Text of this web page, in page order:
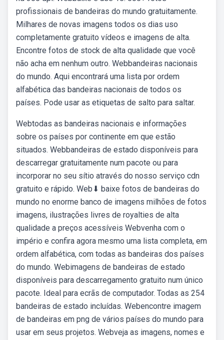
profissionais de bandeiras do mundo gratuitamente.
Milhares de novas imagens todos os dias uso
completamente gratuito vídeos e imagens de alta.
Encontre fotos de stock de alta qualidade que você
não acha em nenhum outro. Webbandeiras nacionais
do mundo. Aqui encontrará uma lista por ordem
alfabética das bandeiras nacionais de todos os
países. Pode usar as etiquetas de salto para saltar.
Webtodas as bandeiras nacionais e informações
sobre os países por continente em que estão
situados. Webbandeiras de estado disponíveis para
descarregar gratuitamente num pacote ou para
incorporar no seu sítio através do nosso serviço cdn
gratuito e rápido. Web⬇ baixe fotos de bandeiras do
mundo no enorme banco de imagens milhões de fotos
imagens, ilustrações livres de royalties de alta
qualidade a preços acessíveis Webvenha com o
império e confira agora mesmo uma lista completa, em
ordem alfabética, com todas as bandeiras dos países
do mundo. Webimagens de bandeiras de estado
disponíveis para descarregamento gratuito num único
pacote. Ideal para ecrãs de computador. Todas as 254
bandeiras de estado incluídas. Webencontre imagem
de bandeiras em png de vários países do mundo para
usar em seus projetos. Webveja as imagens, nomes e